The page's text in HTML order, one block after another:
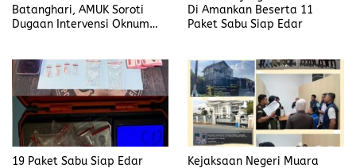
Batanghari, AMUK Soroti
Dugaan Intervensi Oknum
Di Amankan Beserta 11
Paket Sabu Siap Edar
19 Paket Sabu Siap Edar Kejaksaan Negeri Muara